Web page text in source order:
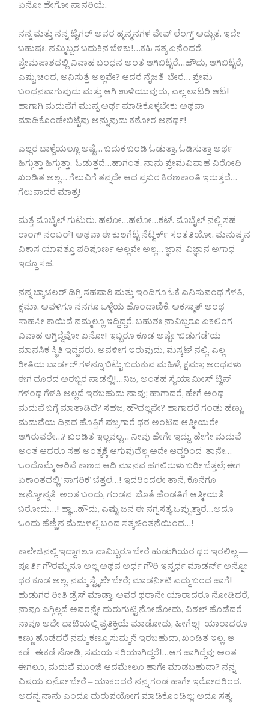
ಏನೋ ಹೇಗೋ ನಾನರಿಯೆ.
ನನ್ನ ಮತ್ತು ನನ್ನ ಟೈಗರ್ ಅವರ ಹೃನ್ಮನಗಳ ವೇವ್ ಲೆಂಗ್ತ್ ಅದ್ಭುತ. ಇದೇ
ಬಹುಷಃ, ನಮ್ಮಿಬ್ಬರ ಬದುಕಿನ ಬೆಳಕು!…ಕಹಿ ಸತ್ಯ ಏನೆಂದರೆ,
ಪ್ರೇಮಪಾಶದಲ್ಲಿ ವಿವಾಹ ಬಂಧನ ಅಂತ ಆಗಿಬಿಟ್ಟರೆ…ಹೌದು, ಆಗಿಬಿಟ್ಟರೆ,
ಎಷ್ಟು ಚಂದ, ಅನಿಸುತ್ತೆ ಅಲ್ಲವೇ? ಆದರೆ ನೈಜತೆ ಬೇರೆ… ಪ್ರೇಮ
ಬಂಧನವಾಗುವುದು ಮತ್ತು ಆಗಿ ಉಳಿಯುವುದು, ಎಲ್ಲ ಲಾಟರಿ ಆಟ!
ಹಾಗಾಗಿ ಮದುವೆಗೆ ಮುನ್ನ ಅರ್ಥ ಮಾಡಿಕೊಳ್ಳಬೇಕು ಅಥವಾ
ಮಾಡಿಕೊಂಡೇಬಿಟ್ಟೆವು ಅನ್ನುವುದು ಕಠೋರ ಅನರ್ಥ!
ಎಲ್ಲರ ಬಾಳ್ವೆಯಲ್ಲೂ ಅಷ್ಟೆ… ಬದುಕ ಬಂಡಿ ಓಡುತ್ತಾ, ಓಡಿಸುತ್ತಾ ಅರ್ಥ
ಹಿಗ್ಗುತ್ತಾ ಹಿಗ್ಗುತ್ತಾ, ಓಡುತ್ತದೆ…ಹಾಗಂತ, ನಾನು ಪ್ರೇಮವಿವಾಹ ವಿರೋಧಿ
ಖಂಡಿತ ಅಲ್ಲ… ಗೆಲುವಿಗೆ ತನ್ನದೇ ಆದ ಪ್ರಖರ ಕಿರಣಕಾಂತಿ ಇರುತ್ತದೆ…
ಗೆಲುವಾದರೆ ಮಾತ್ರ!
ಮತ್ತೆ ಮೊಬೈಲ್ ಗುಟುರು. ಹಲೋ…ಹಲೋ…ಕಟ್. ಮೊಬೈಲ್ ನಲ್ಲಿ ಸಹ
ರಾಂಗ್ ನಂಬರ್! ಅಥವಾ ಈ ಕುಲಗೆಟ್ಟ ನೆಟ್ವರ್ಕ್ ಸಂತತಿಯೋ. ಮನುಷ್ಯನ
ವಿಕಾಸ ಯಾವತ್ತೂ ಪರಿಪೂರ್ಣ ಅಲ್ಲವೇ ಅಲ್ಲ… ಜ್ಞಾನ-ವಿಜ್ಞಾನ ಅಗಾಧ
ಇದ್ದೂ ಸಹ.
ನನ್ನ ಬ್ಯಾಚಲರ್ ಡಿಗ್ರಿ ಸಹಪಾಠಿ ಮತ್ತು ಇಂದಿಗೂ ಓಕೆ ಎನಿಸುವಂಥ ಗೆಳತಿ,
ಕ್ಷಮಾ. ಅವಳಿಗೂ ನನಗೂ ಒಳ್ಳೆಯ ಹೊಂದಾಣಿಕೆ. ಅಕಸ್ಮಾತ್ ಅಂಥ
ಸಾಹಸೀ ಕಾಯಿದೆ ನಮ್ಮಲ್ಲೂ ಇದ್ದಿದ್ದರೆ, ಬಹುಶಃ ನಾವಿಬ್ಬರೂ ಏಕಲಿಂಗ
ವಿವಾಹ ಆಗ್ತಿದ್ದೆವೋ ಏನೋ! ಇಬ್ಬರೂ ಕೂಡ ಅಷ್ಟೇ ‘ಬಿಡುಗಡೆ’ಯ
ಮಾನಸಿಕ ಸ್ಥಿತಿ ಇದ್ದವರು. ಅವಳೀಗ ಇರುವುದು, ಮಸ್ಕಟ್ ನಲ್ಲಿ. ಎಲ್ಲ
ರೀತಿಯ ಬಾರ್ಡರ್ ಗಳನ್ನೂ ಬಿಟ್ಟು ಬದುಕುವ ಮಹಿಳೆ, ಕ್ಷಮಾ; ಅಂಥವಳು
ಈಗ ದೂರದ ಅರಬ್ಬರ ನಾಡಲ್ಲಿ!…ನಿಜ, ಅಂತಹ ಸೈಯಾಮೀಸ್ ಟ್ವಿನ್
ಗಳಂಥ ಗೆಳತಿ ಅಲ್ಲದೆ ಇರಬಹುದು ನಾವು; ಹಾಗಾದರೆ, ಹೇಗೆ ಅಂಥ
ಮದುವೆ ಬಗ್ಗೆ ಮಾತಾಡಿದೆ? ಸಹಜ, ಹೌದಲ್ಲವೇ? ಹಾಗಾದರೆ ಗಂಡು ಹೆಣ್ಣು
ಮದುವೆಯ ದಿನದ ಹೊತ್ತಿಗೆ ವಜ್ರಗಾರೆ ಥರ ಅಂಟಿದ ಆತ್ಮೀಯರೇ
ಆಗಿರುವರೇ…? ಖಂಡಿತ ಇಲ್ಲವಲ್ಲ… ನೀವು ಹೇಗೇ ಇದ್ದು, ಹೇಗೇ ಮದುವೆ
ಅಂತ ಆದರೂ ಸಹ ಅಂತ್ಯಕ್ಕೆ ಆಗುವುದೆಲ್ಲ ಅದೇ ಆದ್ದರಿಂದ ತಾನೇ…
ಒಂದೊಮ್ಮೆ ಅರಿವೆ ಕಾಣದ ಆದಿ ಮಾನವ ಹಗಲಿರುಳು ಬರೀ ಬೆತ್ತಲೆ; ಈಗ
ಏಕಾಂತದಲ್ಲಿ ‘ನಾಗರಿಕ’ ಬೆತ್ತಲೆ…! ಇದರಿಂದಲೇ ತಾನೆ, ಕೊನೆಗೂ
ಅನ್ಯೋನ್ನತೆ ಅಂತ ಬಂದು, ಗಂಡನ ಜೊತೆ ಹೆಂಡತಿಗೆ ಆತ್ಮೀಯತೆ
ಬರೋದು…! ಹ್ಞಾ,..ಹೌದು, ಎಷ್ಟು ಜನ ಈ ನಗ್ನಸತ್ಯ ಒಪ್ಪುತ್ತಾರೆ…ಅದೂ
ಒಂದು ಹೆಣ್ಣಿನ ಮೆದುಳಲ್ಲಿ ಬಂದ ಸತ್ಯಚಿಂತನೆಯಿಂದ…!
ಕಾಲೇಜಿನಲ್ಲಿ ಇದ್ದಾಗಲೂ ನಾವಿಬ್ಬರೂ ಬೇರೆ ಹುಡುಗಿಯರ ಥರ ಇರಲಿಲ್ಲ —
ಪೂರ್ತಿ ಗೌರಮ್ಮನೂ ಅಲ್ಲ ಅಥವ ಅರ್ಧ ಗೌರಿ ಇನ್ನರ್ಧ ಮಾಡರ್ನ್ ಅನ್ನೋ
ಥರ ಕೂಡ ಅಲ್ಲ. ನಮ್ಮ ಸ್ಟೈಲೇ ಬೇರೆ; ಮಾಡರ್ನಿಟಿ ಎದ್ದು ಬಂದ ಹಾಗೆ!
ಹುಡುಗರ ರೀತಿ ಡ್ರೆಸ್ ಮಾಡ್ತಾ, ಅವರ ಥರಾನೇ ಯಾರಾದರೂ ನೋಡಿದರೆ,
ನಾವೂ ಎಗ್ಗಿಲ್ಲದೆ ಅವರನ್ನೇ ದುರುಗುಟ್ಟಿ ನೋಡೋದು, ವಿಶಲ್ ಹೊಡೆದರೆ
ನಾವೂ ಅದೇ ಧಾಟಿಯಲ್ಲಿ ಪ್ರತಿಕ್ರಿಯೆ ಮಾಡೋದು, ಹೀಗೆಲ್ಲ! ಯಾರಾದರೂ
ಕಣ್ಣು ಹೊಡೆದರೆ ನಮ್ಮ ಕಣ್ಣೂ ಸುಮ್ಮನೆ ಇರಬಹುದಾ, ಖಂಡಿತ ಇಲ್ಲ. ಆ
ಕಡೆ ಈಕಡೆ ನೋಡಿ, ಸಮಯ ಸರಿಯಾಗಿದ್ದರೆ!…ಆಗ ಹಾಗಿದ್ದೆವು ಅಂತ
ಈಗಲೂ, ಮದುವೆ ಮುಂಜಿ ಆದಮೇಲೂ ಹಾಗೇ ಮಾಡಬಹುದಾ? ನನ್ನ
ವಿಷಯ ಏನೋ ಬೇರೆ – ಯಾಕಂದರೆ ನನ್ನ ಗಂಡ ಹಾಗೇ ಇರೋದರಿಂದ.
ಅದನ್ನ ನಾನು ಎಂದೂ ದುರುಪಯೋಗ ಮಾಡಿಕೊಂಡಿಲ್ಲ; ಅದೂ ಸತ್ಯ.